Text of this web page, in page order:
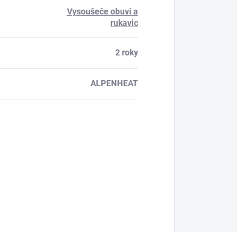
Vysoušeče obuvi a
rukavic
2 roky
ALPENHEAT